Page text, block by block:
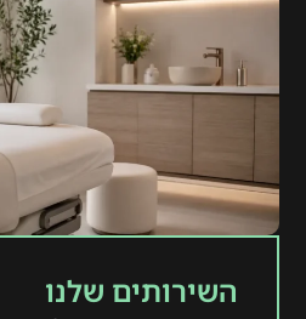
השירותים שלנו